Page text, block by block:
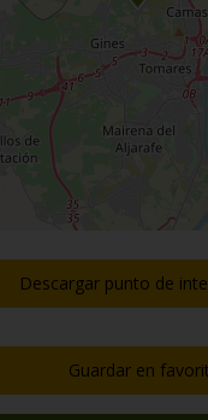
Descargar punto de
Guardar en